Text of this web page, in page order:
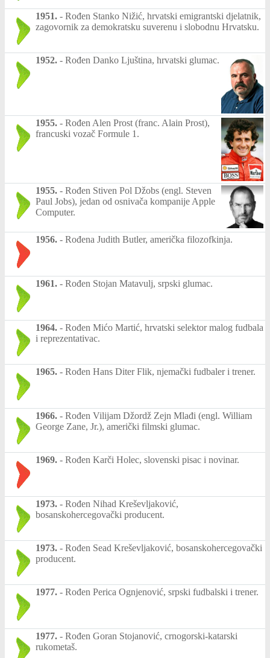
1951. - Rođen Stanko Nižić, hrvatski emigrantski djelatnik,
zagovornik za demokratsku suverenu i slobodnu Hrvatsku.
1952. - Rođen Danko Ljuština, hrvatski glumac.
1955. - Rođen Alen Prost (franc. Alain Prost),
francuski vozač Formule 1.
1955. - Rođen Stiven Pol Džobs (engl. Steven
Paul Jobs), jedan od osnivača kompanije Apple
Computer.
1956. - Rođena Judith Butler, američka filozofkinja.
1961. - Rođen Stojan Matavulj, srpski glumac.
1964. - Rođen Mićo Martić, hrvatski selektor malog fudbala
i reprezentativac.
1965. - Rođen Hans Diter Flik, njemački fudbaler i trener.
1966. - Rođen Vilijam Džordž Zejn Mlađi (engl. William
George Zane, Jr.), američki filmski glumac.
1969. - Rođen Karči Holec, slovenski pisac i novinar.
1973. - Rođen Nihad Kreševljaković,
bosanskohercegovački producent.
1973. - Rođen Sead Kreševljaković, bosanskohercegovački
producent.
1977. - Rođen Perica Ognjenović, srpski fudbalski i trener.
1977. - Rođen Goran Stojanović, crnogorski-katarski
rukometaš.